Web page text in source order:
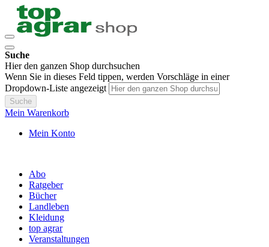
Suche
Hier den ganzen Shop durchsuchen
Wenn Sie in dieses Feld tippen, werden Vorschläge in einer
Dropdown-Liste angezeigt
Suche
Mein Warenkorb
Mein Konto
Abo
Ratgeber
Bücher
Landleben
Kleidung
top agrar
Veranstaltungen